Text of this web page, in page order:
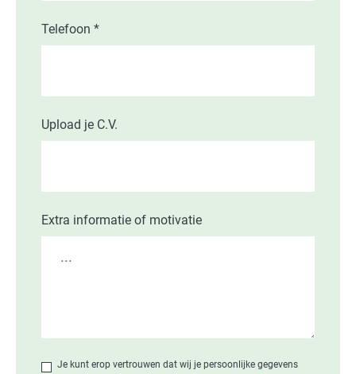
Telefoon *
Upload je C.V.
Extra informatie of motivatie
Je kunt erop vertrouwen dat wij je persoonlijke gegevens